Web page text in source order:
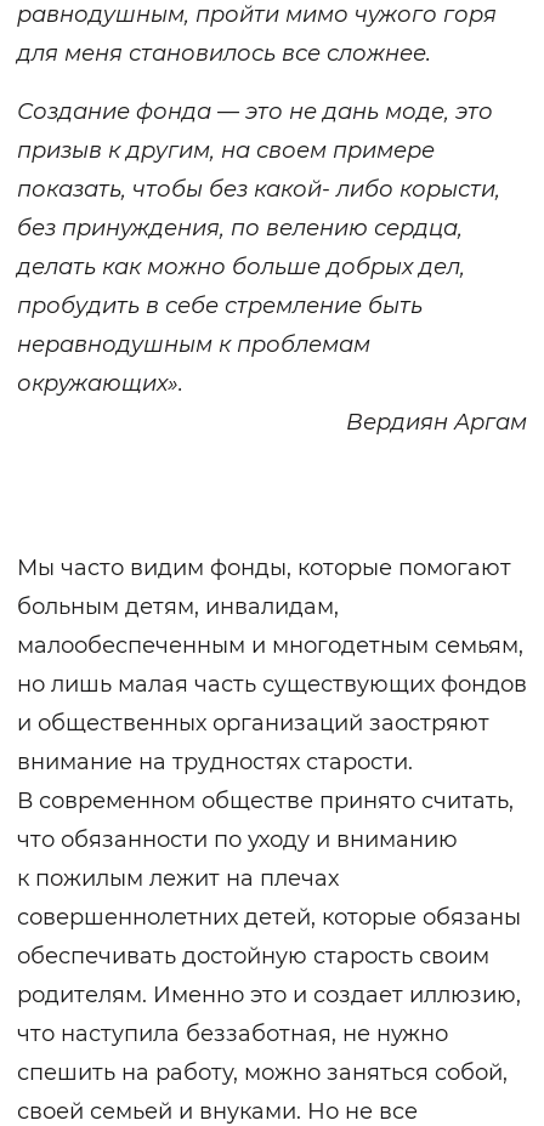
равнодушным, пройти мимо чужого горя
для меня становилось все сложнее.
Создание фонда — это не дань моде, это
призыв к другим, на своем примере
показать, чтобы без какой- либо корысти,
без принуждения, по велению сердца,
делать как можно больше добрых дел,
пробудить в себе стремление быть
неравнодушным к проблемам
окружающих».
Вердиян Аргам
Мы часто видим фонды, которые помогают
больным детям, инвалидам,
малообеспеченным и многодетным семьям,
но лишь малая часть существующих фондов
и общественных организаций заостряют
внимание на трудностях старости.
В современном обществе принято считать,
что обязанности по уходу и вниманию
к пожилым лежит на плечах
совершеннолетних детей, которые обязаны
обеспечивать достойную старость своим
родителям. Именно это и создает иллюзию,
что наступила беззаботная, не нужно
спешить на работу, можно заняться собой,
своей семьей и внуками. Но не все